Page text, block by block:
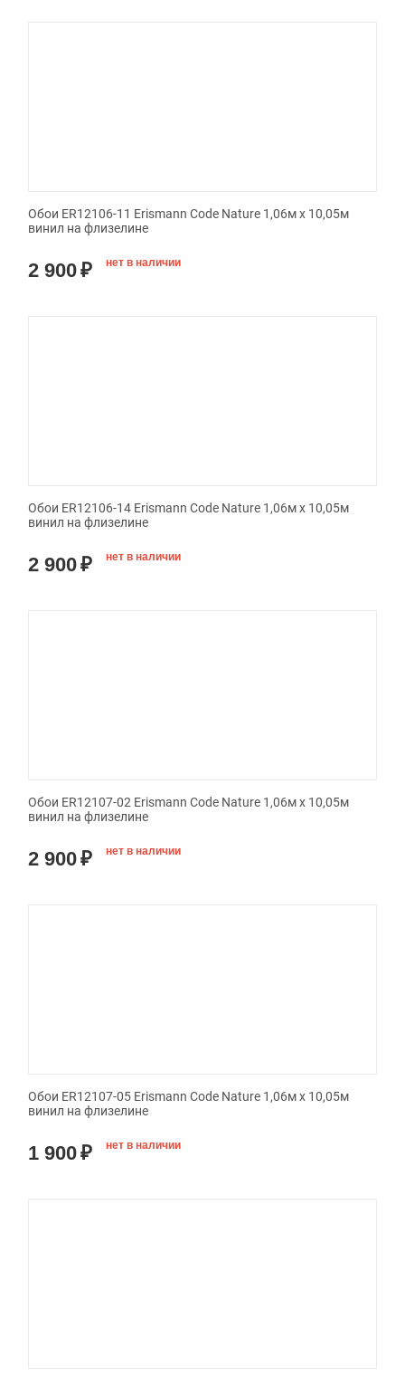
Обои ER12106-11 Erismann Code Nature 1,06м х 10,05м
винил на флизелине
2 900₽ нет в наличии
Обои ER12106-14 Erismann Code Nature 1,06м х 10,05м
винил на флизелине
2 900₽ нет в наличии
Обои ER12107-02 Erismann Code Nature 1,06м х 10,05м
винил на флизелине
2 900₽ нет в наличии
Обои ER12107-05 Erismann Code Nature 1,06м х 10,05м
винил на флизелине
1 900₽ нет в наличии